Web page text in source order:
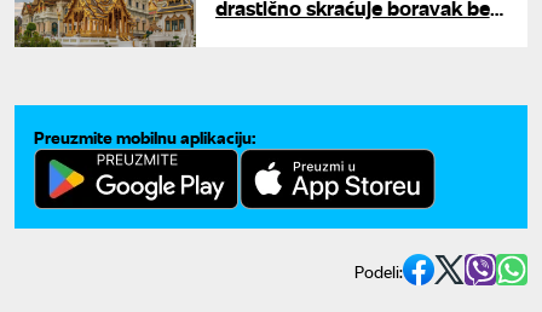
drastično skraćuje boravak bez
Preuzmite mobilnu aplikaciju:
Podeli: